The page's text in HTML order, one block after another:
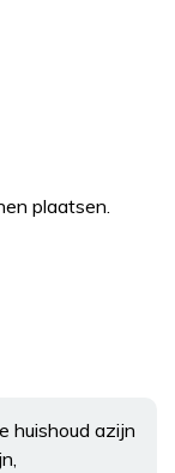
plaatsen.
huishoud azijn